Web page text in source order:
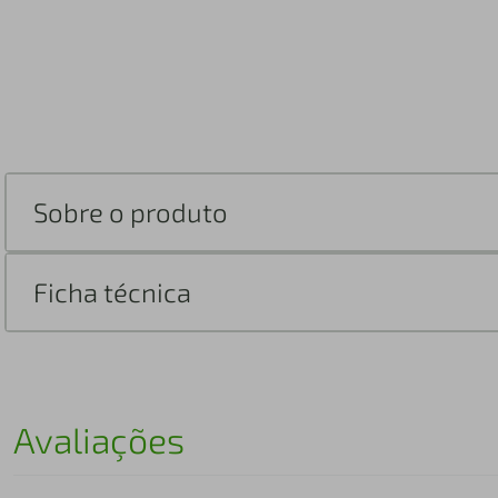
Sobre o produto
Ficha técnica
Avaliações